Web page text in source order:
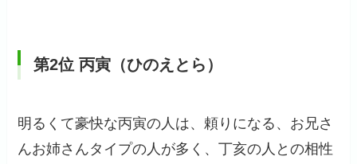
第2位丙寅（ひのえとら）
明るくて豪快な丙寅の人は、頼りになる、お兄さ
んお姉さんタイプの人が多く、丁亥の人との相性